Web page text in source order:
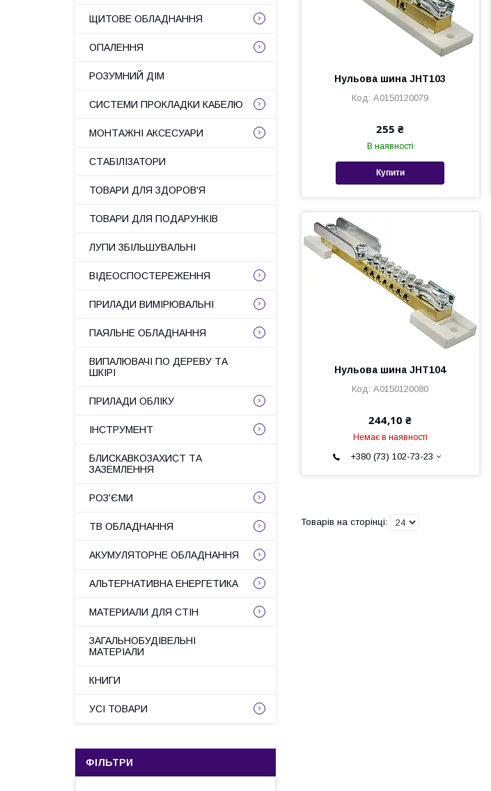
Нульова шина JHT103
A0150120079
255 ₴
В наявності
Купити
Нульова шина JHT104
A0150120080
244,10 ₴
Немає в наявності
+380 (73) 102-73-23
ЩИТОВЕ ОБЛАДНАННЯ
ОПАЛЕННЯ
РОЗУМНИЙ ДІМ
СИСТЕМИ ПРОКЛАДКИ КАБЕЛЮ
МОНТАЖНІ АКСЕСУАРИ
СТАБІЛІЗАТОРИ
ТОВАРИ ДЛЯ ЗДОРОВ'Я
ТОВАРИ ДЛЯ ПОДАРУНКІВ
ЛУПИ ЗБІЛЬШУВАЛЬНІ
ВІДЕОСПОСТЕРЕЖЕННЯ
ПРИЛАДИ ВИМІРЮВАЛЬНІ
ПАЯЛЬНЕ ОБЛАДНАННЯ
ВИПАЛЮВАЧІ ПО ДЕРЕВУ ТА
ШКІРІ
ПРИЛАДИ ОБЛІКУ
ІНСТРУМЕНТ
БЛИСКАВКОЗАХИСТ ТА
ЗАЗЕМЛЕННЯ
РОЗ'ЄМИ
ТВ ОБЛАДНАННЯ
АКУМУЛЯТОРНЕ ОБЛАДНАННЯ
АЛЬТЕРНАТИВНА ЕНЕРГЕТИКА
МАТЕРИАЛИ ДЛЯ СТІН
ЗАГАЛЬНОБУДІВЕЛЬНІ
МАТЕРІАЛИ
КНИГИ
УСІ ТОВАРИ
ФІЛЬТРИ